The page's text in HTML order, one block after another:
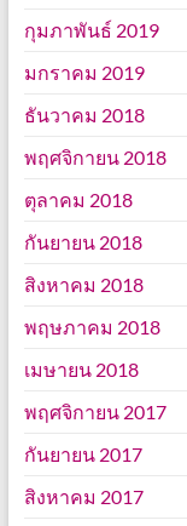
กุมภาพันธ์ 2019
มกราคม 2019
ธันวาคม 2018
พฤศจิกายน 2018
ตุลาคม 2018
กันยายน 2018
สิงหาคม 2018
พฤษภาคม 2018
เมษายน 2018
พฤศจิกายน 2017
กันยายน 2017
สิงหาคม 2017